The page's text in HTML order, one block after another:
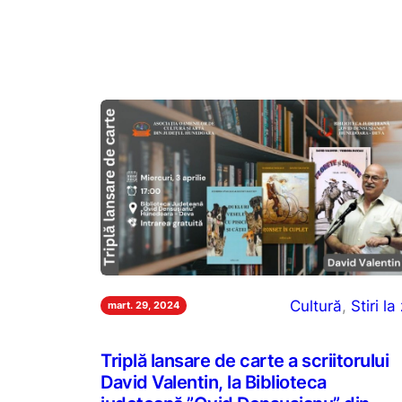
mart. 29, 2024 Cultură, Stiri la
Triplă lansare de carte a scriitorului
David Valentin, la Biblioteca